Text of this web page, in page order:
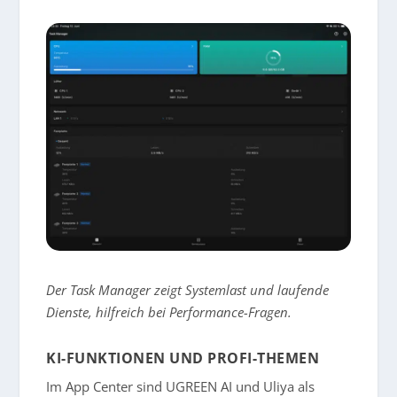
Der Task Manager zeigt Systemlast und laufende
Dienste, hilfreich bei Performance-Fragen.
KI-FUNKTIONEN UND PROFI-THEMEN
Im App Center sind UGREEN AI und Uliya als